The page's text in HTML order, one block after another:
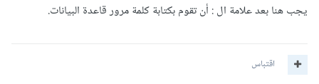
يجب هنا بعد علامة ال : أن تقوم بكتابة كلمة مرور قاعدة البيانات.
اقتباس